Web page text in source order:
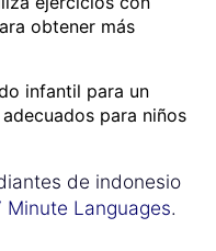
obtener más
infantil para un
para niños
de indonesio
Languages.